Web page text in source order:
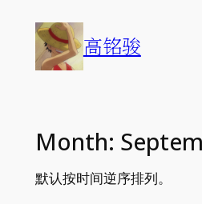
content
高铭骏
Month:
默认按时间逆序排列。